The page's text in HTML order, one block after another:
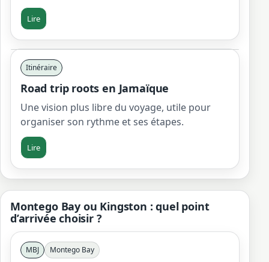
Lire
Itinéraire
Road trip roots en Jamaïque
Une vision plus libre du voyage, utile pour
organiser son rythme et ses étapes.
Lire
Montego Bay ou Kingston : quel point
d’arrivée choisir ?
MBJ Montego Bay